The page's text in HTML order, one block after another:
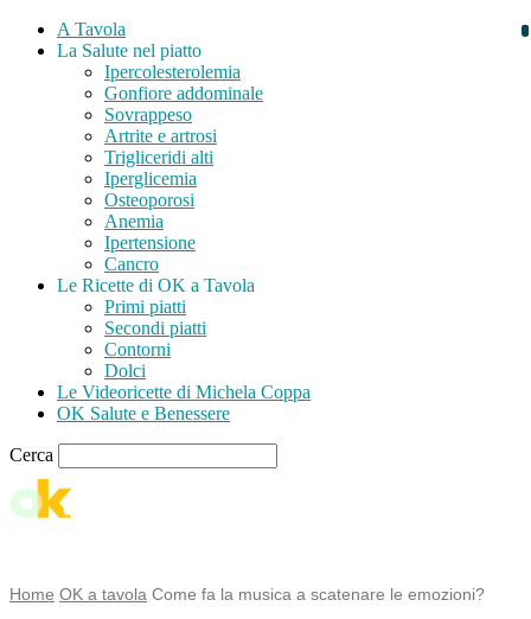
A Tavola
La Salute nel piatto
Ipercolesterolemia
Gonfiore addominale
Sovrappeso
Artrite e artrosi
Trigliceridi alti
Iperglicemia
Osteoporosi
Anemia
Ipertensione
Cancro
Le Ricette di OK a Tavola
Primi piatti
Secondi piatti
Contorni
Dolci
Le Videoricette di Michela Coppa
OK Salute e Benessere
Cerca
Home OK a tavola Come fa la musica a scatenare le emozioni?